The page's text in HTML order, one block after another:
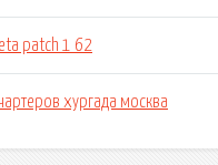
patch 1 62
хургада москва